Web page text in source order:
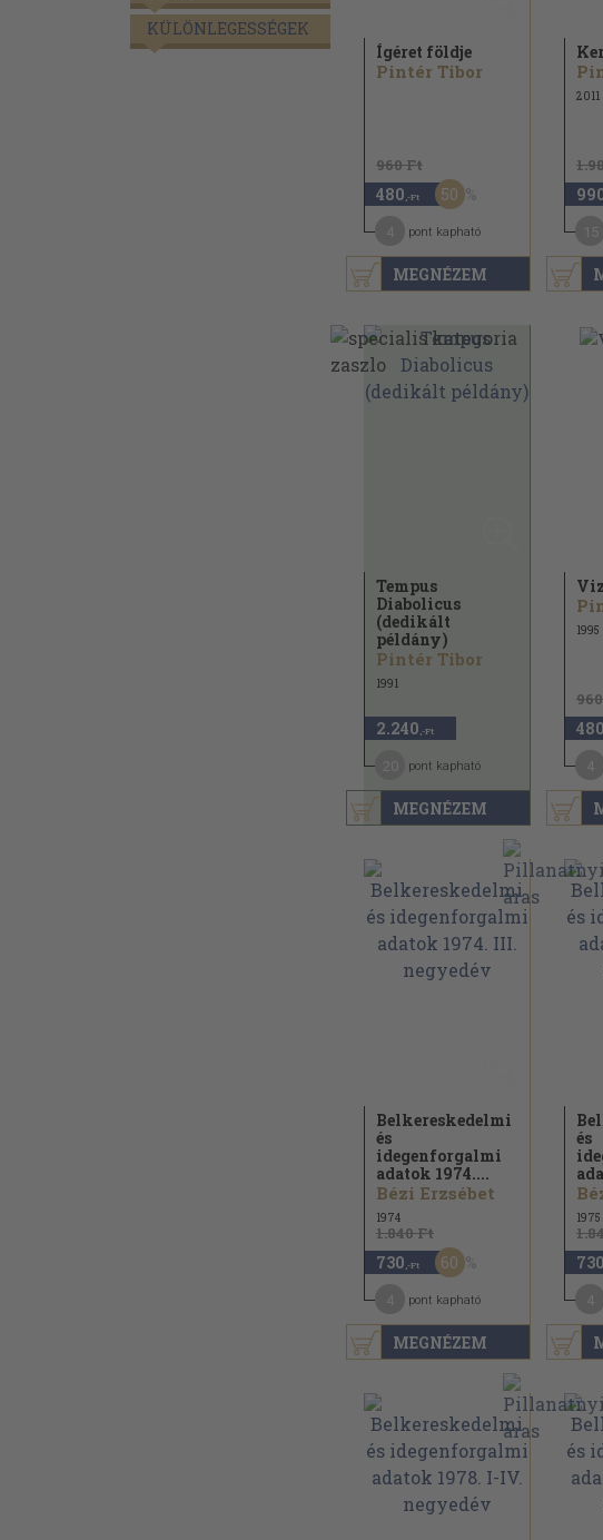
KÜLÖNLEGESSÉGEK
MEGNÉZEM
Ígéret földje
Pintér Tibor
960 Ft
480 ,-Ft 50
pont kapható
2011
MEGNÉZEM
Tempus
Diabolicus
(dedikált
példány)
Pintér Tibor
1991
2.240 ,-Ft
pont kapható
1995
480
MEGNÉZEM
Belkereskedelmi
és
idegenforgalmi
adatok 1974....
Bézi Erzsébet
1974
1.840 Ft
730 ,-Ft 60
pont kapható
és
1975
730